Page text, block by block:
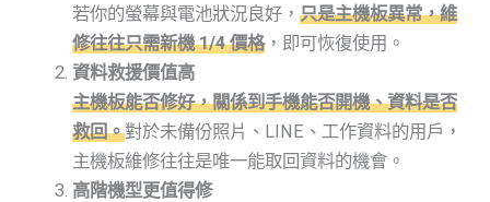
若你的螢幕與電池狀況良好， 只是主機板異常，維
修往往只需新機 1/4 價格，即可恢復使用。
資料救援價值高
主機板能否修好，關係到手機能否開機、資料是否
救回。對於未備份照片、LINE、工作資料的用戶，
主機板維修往往是唯一能取回資料的機會。
高階機型更值得修